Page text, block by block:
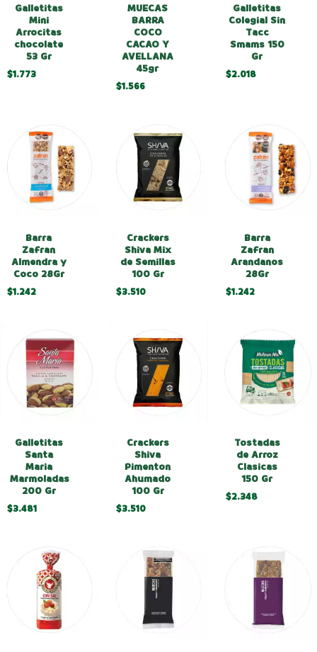
Galletitas
Mini
Arrocitas
chocolate
53 Gr
$1.773
MUECAS
BARRA
COCO
CACAO Y
AVELLANA
45gr
$1.566
Galletitas
Colegial Sin
Tacc
Smams 150
Gr
$2.018
Barra
Zafran
Almendra y
Coco 28Gr
$1.242
Crackers
Shiva Mix
de Semillas
100 Gr
$3.510
Barra
Zafran
Arandanos
28Gr
$1.242
Galletitas
Santa
Maria
Marmoladas
200 Gr
$3.481
Crackers
Shiva
Pimenton
Ahumado
100 Gr
$3.510
Tostadas
de Arroz
Clasicas
150 Gr
$2.348